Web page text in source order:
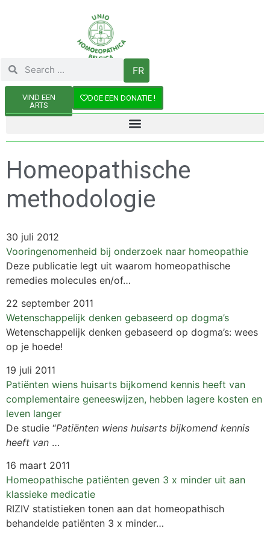
FR
VIND EEN
ARTS
DOE EEN DONATIE !
Homeopathische
methodologie
30 juli 2012
Vooringenomenheid bij onderzoek naar homeopathie
Deze publicatie legt uit waarom homeopathische
remedies molecules en/of…
22 september 2011
Wetenschappelijk denken gebaseerd op dogma’s
Wetenschappelijk denken gebaseerd op dogma’s: wees
op je hoede!
19 juli 2011
Patiënten wiens huisarts bijkomend kennis heeft van
complementaire geneeswijzen, hebben lagere kosten en
leven langer
De studie “Patiënten wiens huisarts bijkomend kennis
heeft van …
16 maart 2011
Homeopathische patiënten geven 3 x minder uit aan
klassieke medicatie
RIZIV statistieken tonen aan dat homeopathisch
behandelde patiënten 3 x minder…